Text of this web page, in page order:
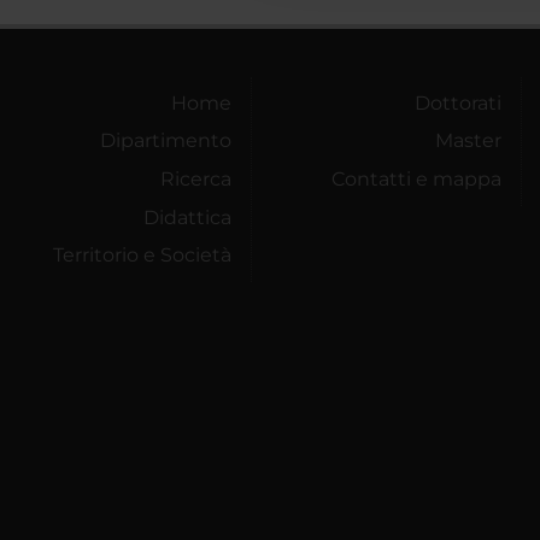
Home
Dipartimento
Ricerca
Didattica
Territorio e Società
Dottorati
Master
Contatti e mappa